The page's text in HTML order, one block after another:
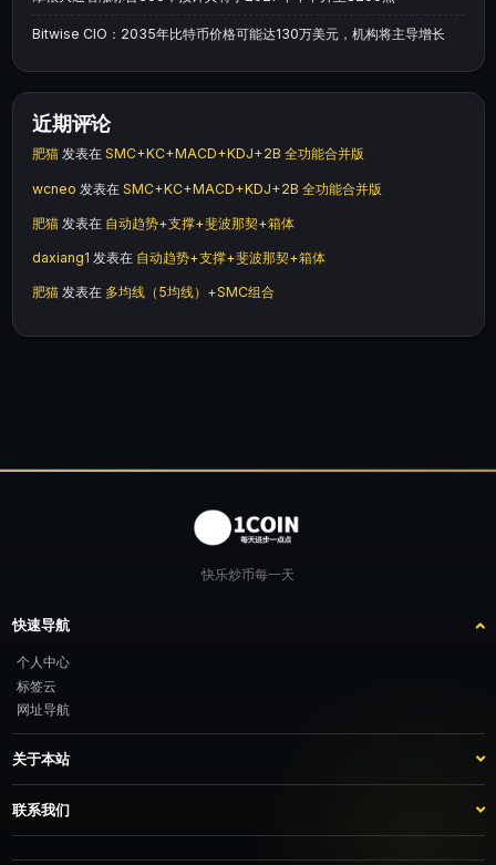
Bitwise CIO：2035年比特币价格可能达130万美元，机构将主导增长
近期评论
肥猫 发表在 SMC+KC+MACD+KDJ+2B 全功能合并版
wcneo 发表在 SMC+KC+MACD+KDJ+2B 全功能合并版
肥猫 发表在 自动趋势+支撑+斐波那契+箱体
daxiang1 发表在 自动趋势+支撑+斐波那契+箱体
肥猫 发表在 多均线（5均线）+SMC组合
快乐炒币每一天
快速导航
个人中心
标签云
网址导航
关于本站
站点介绍
客服咨询
推广计划
联系我们
TG：@feimao2024 QQ：3261605442 微信：moto001com 新浪微博：三